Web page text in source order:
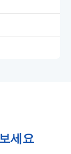
세요